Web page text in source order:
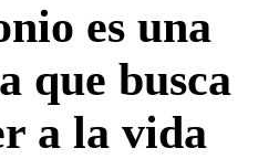
DE
DE
es una
que busca
a la vida